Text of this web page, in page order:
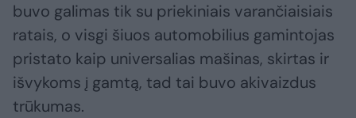
buvo galimas tik su priekiniais varančiaisiais
ratais, o visgi šiuos automobilius gamintojas
pristato kaip universalias mašinas, skirtas ir
išvykoms į gamtą, tad tai buvo akivaizdus
trūkumas.